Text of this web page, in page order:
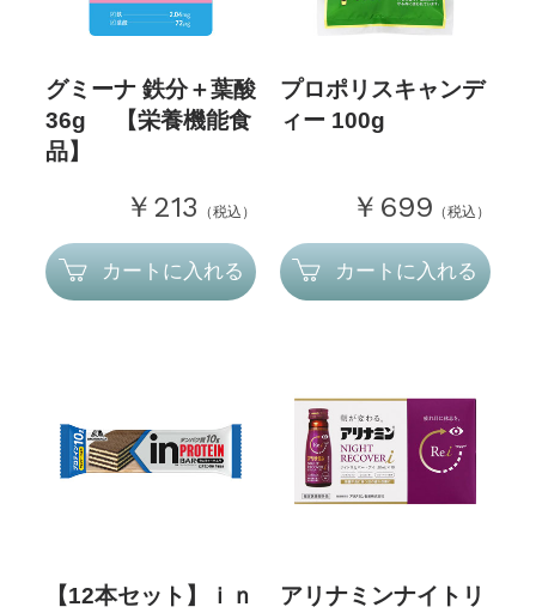
グミーナ 鉄分＋葉酸
36g 【栄養機能食
品】
￥213 （税込）
カートに入れる
プロポリスキャンデ
ィー 100g
￥699 （税込）
カートに入れる
【12本セット】ｉｎ
アリナミンナイトリ